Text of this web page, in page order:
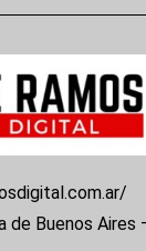
de Buenos Aires